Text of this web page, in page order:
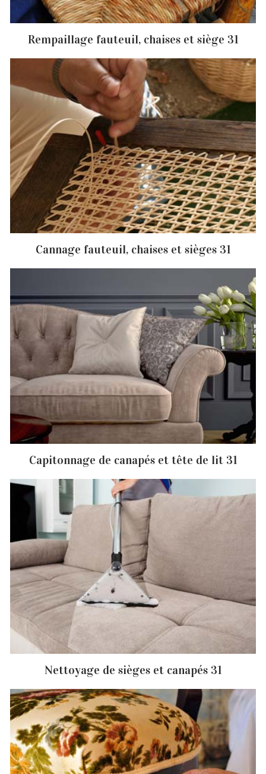
Rempaillage fauteuil, chaises et siège 31
Cannage fauteuil, chaises et sièges 31
Capitonnage de canapés et tête de lit 31
Nettoyage de sièges et canapés 31